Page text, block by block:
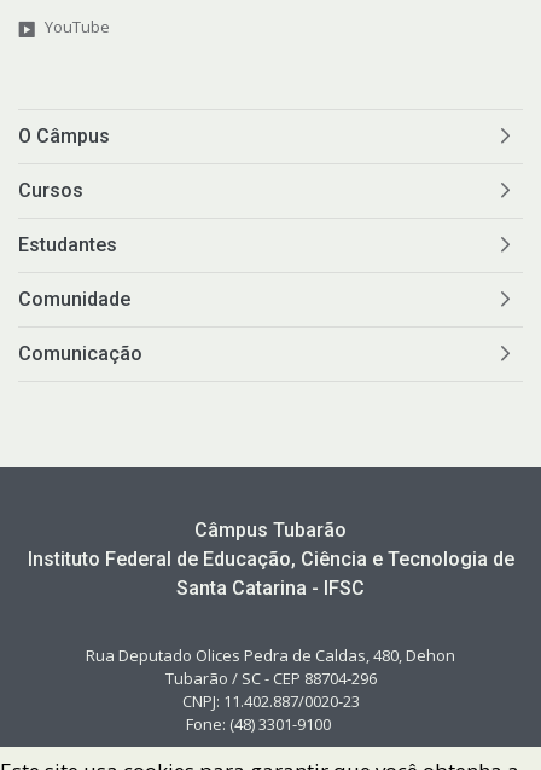
YouTube
O Câmpus
Cursos
Estudantes
Comunidade
Comunicação
Câmpus Tubarão
Instituto Federal de Educação, Ciência e Tecnologia de
Santa Catarina - IFSC
Rua Deputado Olices Pedra de Caldas, 480, Dehon
Tubarão / SC - CEP 88704-296
CNPJ: 11.402.887/0020-23
Fone: (48) 3301-9100